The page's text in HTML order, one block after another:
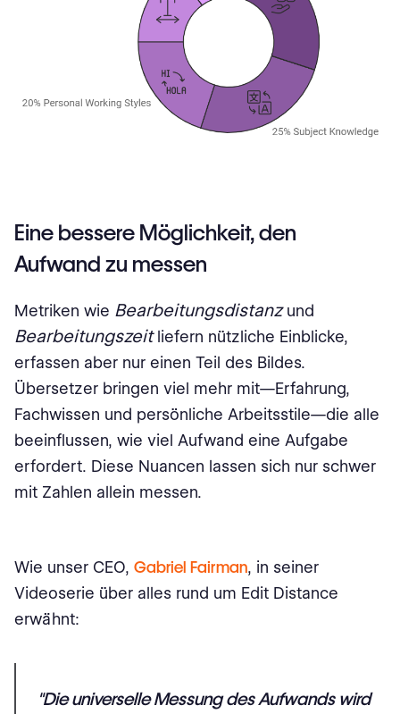
Eine bessere Möglichkeit, den
Aufwand zu messen
Metriken wie Bearbeitungsdistanzund
Bearbeitungszeitliefern nützliche Einblicke,
erfassen aber nur einen Teil des Bildes.
Übersetzer bringen viel mehr mit—Erfahrung,
Fachwissen und persönliche Arbeitsstile—die alle
beeinflussen, wie viel Aufwand eine Aufgabe
erfordert. Diese Nuancen lassen sich nur schwer
mit Zahlen allein messen.
Wie unser CEO, Gabriel Fairman, in seiner
Videoserie über alles rund um Edit Distance
erwähnt:
"Die universelle Messung des Aufwands wird